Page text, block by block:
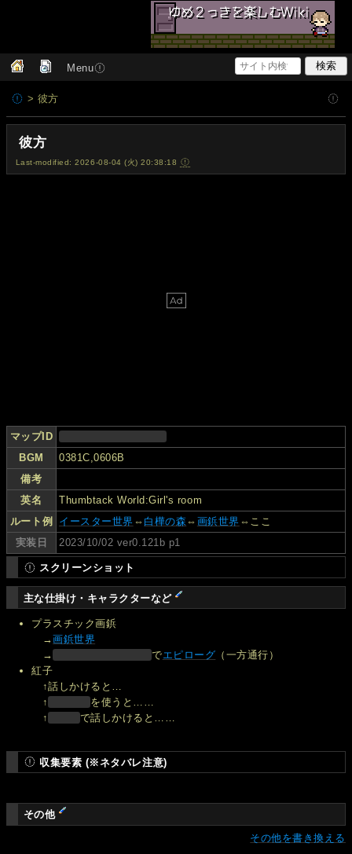
Menu
> 彼方
彼方
Last-modified: 2026-08-04 (火) 20:38:18
マップID
BGM
0381C,0606B
備考
英名
Thumbtack World:Girl's room
ルート例
イースター世界 ⇔ 白樺の森 ⇔ 画鋲世界 ⇔ここ
実装日
2023/10/02 ver0.121b p1
スクリーンショット
主な仕掛け・キャラクターなど
プラスチック画鋲
→画鋲世界
→
でエピローグ （一方通行）
紅子
↑話しかけると…
↑
を使うと……
↑
で話しかけると……
収集要素 (※ネタバレ注意)
その他
その他を書き換える